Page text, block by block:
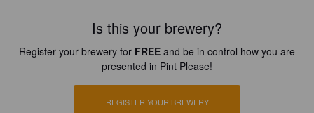
Is this your brewery?
Register your brewery for FREE and be in control how you are
presented in Pint Please!
REGISTER YOUR BREWERY